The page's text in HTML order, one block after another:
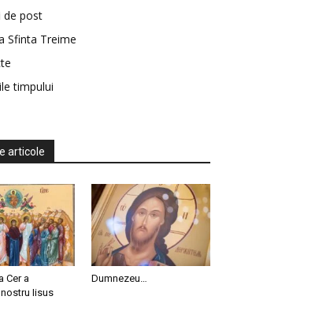
de post
Sfinta Treime
timpului
articole
Cer a
Iisus
Dumnezeu…